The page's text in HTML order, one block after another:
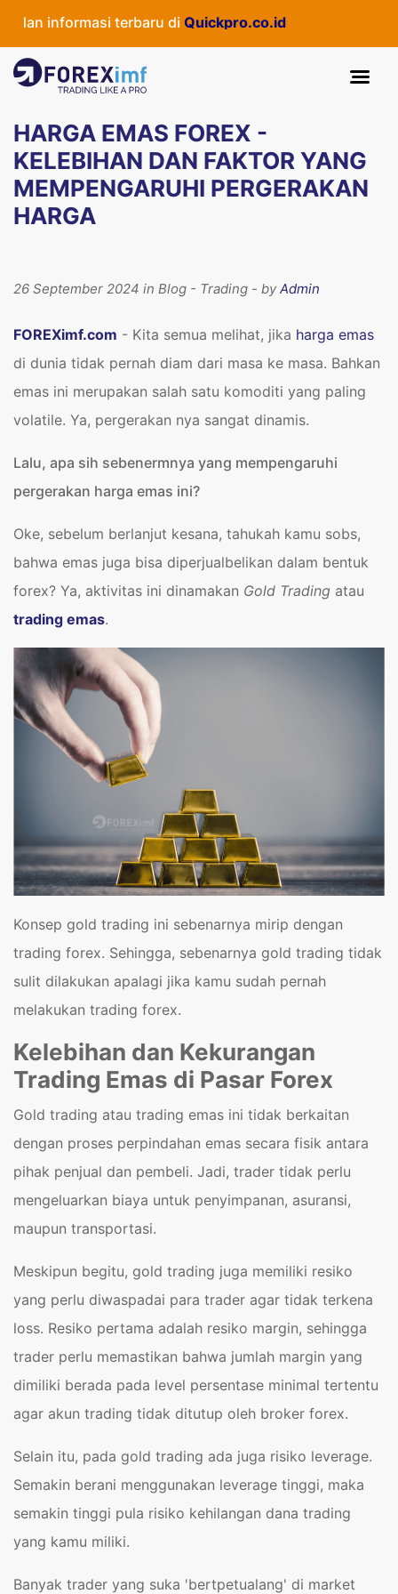
terbaru diQuickpro.co.id
HARGA EMAS FOREX -
KELEBIHAN DAN FAKTOR YANG
MEMPENGARUHI PERGERAKAN
HARGA
26 September 2024 in Blog - Trading - byAdmin
FOREXimf.com - Kita semua melihat, jika harga emas
di dunia tidak pernah diam dari masa ke masa. Bahkan
emas ini merupakan salah satu komoditi yang paling
volatile. Ya, pergerakan nya sangat dinamis.
Lalu, apa sih sebenermnya yang mempengaruhi
pergerakan harga emas ini?
Oke, sebelum berlanjut kesana, tahukah kamu sobs,
bahwa emas juga bisa diperjualbelikan dalam bentuk
forex? Ya, aktivitas ini dinamakan Gold Trading atau
trading emas.
Konsep gold trading ini sebenarnya mirip dengan
trading forex. Sehingga, sebenarnya gold trading tidak
sulit dilakukan apalagi jika kamu sudah pernah
melakukan trading forex.
Kelebihan dan Kekurangan
Trading Emas di Pasar Forex
Gold trading atau trading emas ini tidak berkaitan
dengan proses perpindahan emas secara fisik antara
pihak penjual dan pembeli. Jadi, trader tidak perlu
mengeluarkan biaya untuk penyimpanan, asuransi,
maupun transportasi.
Meskipun begitu, gold trading juga memiliki resiko
yang perlu diwaspadai para trader agar tidak terkena
loss. Resiko pertama adalah resiko margin, sehingga
trader perlu memastikan bahwa jumlah margin yang
dimiliki berada pada level persentase minimal tertentu
agar akun trading tidak ditutup oleh broker forex.
Selain itu, pada gold trading ada juga risiko leverage.
Semakin berani menggunakan leverage tinggi, maka
semakin tinggi pula risiko kehilangan dana trading
yang kamu miliki.
Banyak trader yang suka 'bertpetualang' di market